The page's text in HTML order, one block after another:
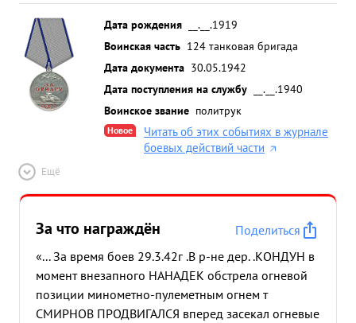
Дата рождения
__.__.1919
Воинская часть 124 танковая бригада
Дата документа 30.05.1942
Дата поступления на службу
__.__.1940
Воинское звание политрук
Новое
Читать об этих событиях в журнале
боевых действий части
Ещё
За что награждён
Поделиться
«... За время боев 29.3.42г .В р-не дер. .КОНДУН в
момент внезапного НАНАДЕК обстрела огневой
позиции минометно-пулеметным огнем т
СМИРНОВ ПРОДВИГАЛСЯ вперед засекал огневые